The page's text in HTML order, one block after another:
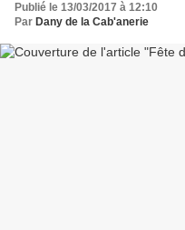
Publié le 13/03/2017 à 12:10
Par Dany de la Cab'anerie